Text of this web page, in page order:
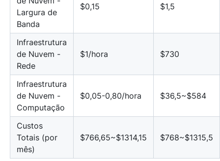
Largura de
Banda
$0,15 $1,5
Infraestrutura
de Nuvem -
Rede
$1/hora $730
Infraestrutura
de Nuvem -
Computação
$0,05-0,80/hora $36,5~$584
Custos
Totais (por
mês)
$766,65~$1314,15 $768~$1315,5